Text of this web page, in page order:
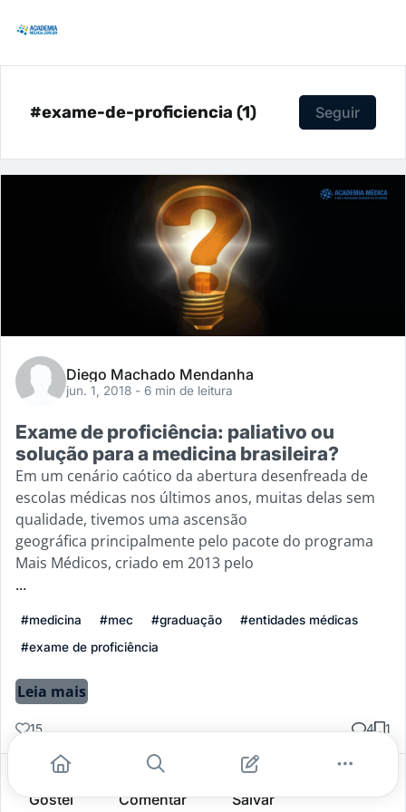
#exame-de-proficiencia (1) Seguir
Diego Machado Mendanha
jun. 1, 2018 - 6 min de leitura
Exame de proficiência: paliativo ou
solução para a medicina brasileira?
Em um cenário caótico da abertura desenfreada de
escolas médicas nos últimos anos, muitas delas sem
qualidade, tivemos uma ascensão
geográfica principalmente pelo pacote do programa
Mais Médicos, criado em 2013 pelo
...
#medicina #mec #graduação
#entidades médicas
#exame de proficiência
Leia mais
15 4 1
Gostei Comentar Salvar